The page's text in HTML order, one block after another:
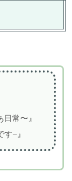
日常〜』
す−』